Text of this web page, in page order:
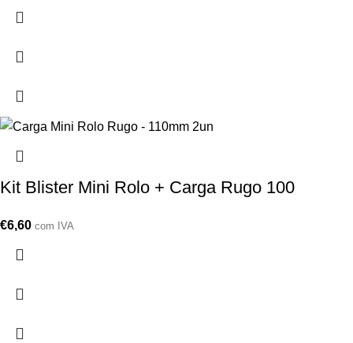
Kit Blister Mini Rolo + Carga Rugo 100
€6,60 com IVA